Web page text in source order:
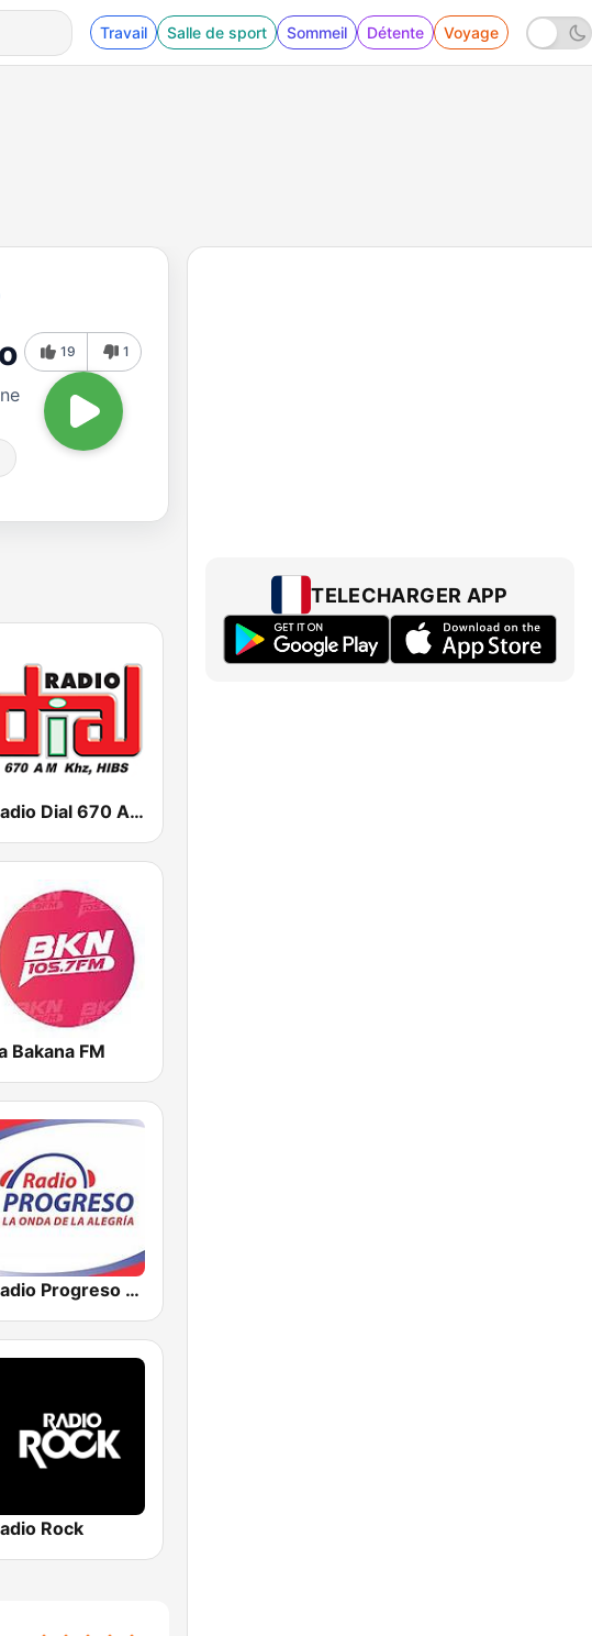
Travail Salle de sport Sommeil Détente Voyage
19 1
Radio Dial 670 AM
Bakana FM
Radio Progreso 90.3 FM
Rock
TELECHARGER APP